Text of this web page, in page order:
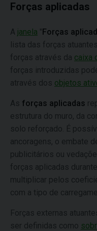
Forças aplicadas
A janela "Forças
lista das forças
forças através da caixa
forças introduzidas
através dos objetos
As forças aplicadas
estrutura do muro, da
solo reforçado. É
ancoragens, o embate
publicitários ou
forças aplicadas
multiplicar pelos
com a tipo de
Forças externas
ser definidas como